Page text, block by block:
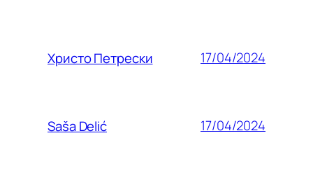
Христо Петрески 17/04/2024
Saša Delić 17/04/2024